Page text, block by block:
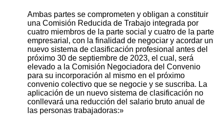
Ambas partes se comprometen y obligan a constituir
una Comisión Reducida de Trabajo integrada por
cuatro miembros de la parte social y cuatro de la parte
empresarial, con la finalidad de negociar y acordar un
nuevo sistema de clasificación profesional antes del
próximo 30 de septiembre de 2023, el cual, será
elevado a la Comisión Negociadora del Convenio
para su incorporación al mismo en el próximo
convenio colectivo que se negocie y se suscriba. La
aplicación de un nuevo sistema de clasificación no
conllevará una reducción del salario bruto anual de
las personas trabajadoras:»